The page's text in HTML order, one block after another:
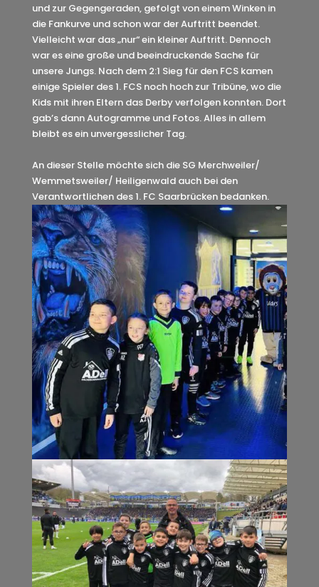
und zur Gegengeraden, gefolgt von einem Winken in
die Fankurve und schon war der Auftritt beendet.
Vielleicht war das „nur“ ein kleiner Auftritt. Dennoch
war es eine große und beeindruckende Sache für
unsere Jungs. Nach dem 2:1 Sieg für den FCS kamen
einige Spieler des 1. FCS noch hoch zur Tribüne, wo die
Kids mit ihren Eltern das Derby verfolgen konnten. Dort
gab’s dann Autogramme und Fotos. Alles in allem
bleibt es ein unvergesslicher Tag.
An dieser Stelle möchte sich die SG Merchweiler/
Wemmetsweiler/ Heiligenwald auch bei den
Verantwortlichen des 1. FC Saarbrücken bedanken.